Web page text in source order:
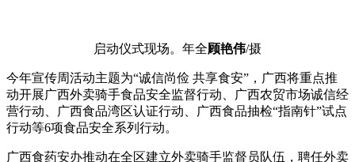
启动仪式现场。年全顾艳伟/摄
今年宣传周活动主题为“诚信尚俭 共享食安”，广西将重点推
动开展广西外卖骑手食品安全监督行动、广西农贸市场诚信经
营行动、广西食品湾区认证行动、广西食品抽检“指南针”试点
行动等6项食品安全系列行动。
广西食药安办推动在全区建立外卖骑手监督员队伍，聘任外卖